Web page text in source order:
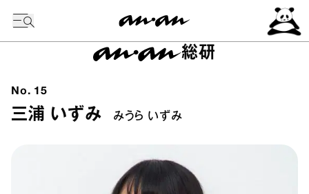
総研
No. 15
三浦 いずみ みうら いずみ